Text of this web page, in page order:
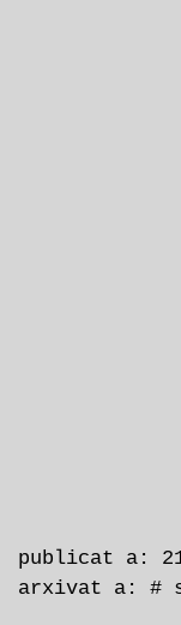
publicat a:
arxivat a: #